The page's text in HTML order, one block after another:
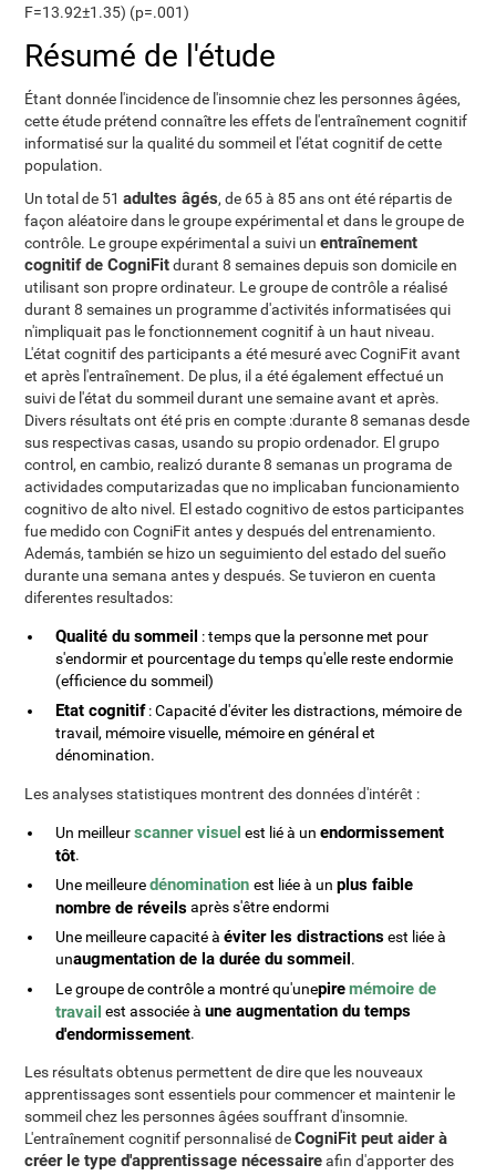
F=13.92±1.35) (p=.001)
Résumé de l'étude
Étant donnée l'incidence de l'insomnie chez les personnes âgées,
cette étude prétend connaître les effets de l'entraînement cognitif
informatisé sur la qualité du sommeil et l'état cognitif de cette
population.
Un total de 51adultes âgés, de 65 à 85 ans ont été répartis de
façon aléatoire dans le groupe expérimental et dans le groupe de
contrôle. Le groupe expérimental a suivi unentraînement
cognitif de CogniFitdurant 8 semaines depuis son domicile en
utilisant son propre ordinateur. Le groupe de contrôle a réalisé
durant 8 semaines un programme d'activités informatisées qui
n'impliquait pas le fonctionnement cognitif à un haut niveau.
L'état cognitif des participants a été mesuré avec CogniFit avant
et après l'entraînement. De plus, il a été également effectué un
suivi de l'état du sommeil durant une semaine avant et après.
Divers résultats ont été pris en compte :durante 8 semanas desde
sus respectivas casas, usando su propio ordenador. El grupo
control, en cambio, realizó durante 8 semanas un programa de
actividades computarizadas que no implicaban funcionamiento
cognitivo de alto nivel. El estado cognitivo de estos participantes
fue medido con CogniFit antes y después del entrenamiento.
Además, también se hizo un seguimiento del estado del sueño
durante una semana antes y después. Se tuvieron en cuenta
diferentes resultados:
Qualité du sommeil : temps que la personne met pour
s'endormir et pourcentage du temps qu'elle reste endormie
(efficience du sommeil)
Etat cognitif: Capacité d'éviter les distractions, mémoire de
travail, mémoire visuelle, mémoire en général et
dénomination.
Les analyses statistiques montrent des données d'intérêt :
Un meilleurscanner visuel est lié à unendormissement
tôt.
Une meilleuredénominationest liée à unplus faible
nombre de réveilsaprès s'être endormi
Une meilleure capacité àéviter les distractionsest liée à
unaugmentation de la durée du sommeil.
Le groupe de contrôle a montré qu'unepiremémoire de
travail est associée àune augmentation du temps
d'endormissement.
Les résultats obtenus permettent de dire que les nouveaux
apprentissages sont essentiels pour commencer et maintenir le
sommeil chez les personnes âgées souffrant d'insomnie.
L'entraînement cognitif personnalisé deCogniFit peut aider à
créer le type d'apprentissage nécessaireafin d'apporter des